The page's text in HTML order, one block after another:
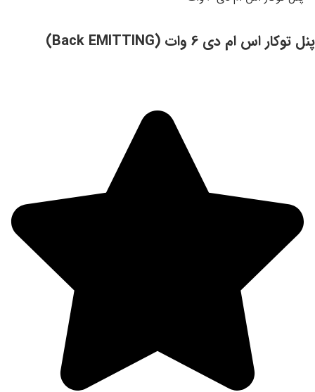
پنل توکار اس ام دی 6 وات (Back EMITTING)